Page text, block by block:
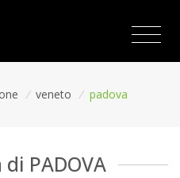
/ veneto / padova
PADOVA